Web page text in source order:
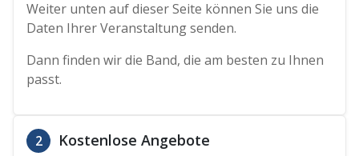
Weiter unten auf dieser Seite können Sie uns die
Daten Ihrer Veranstaltung senden.
Dann finden wir die Band, die am besten zu Ihnen
passt.
2 Kostenlose Angebote